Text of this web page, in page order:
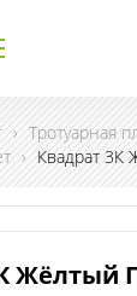
› Тротуарная
› Квадрат 3К
Жёлтый